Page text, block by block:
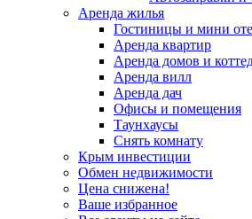
Аренда жилья
Гостиницы и мини
Аренда квартир
Аренда домов и
Аренда вилл
Аренда дач
Офисы и помещения
Таунхаусы
Снять комнату
Крым инвестиции
Обмен недвижимости
Цена снижена!
Ваше избранное